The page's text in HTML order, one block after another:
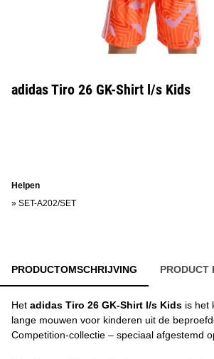
adidas Tiro 26 GK-Shirt l/s Kids
Helpen
» SET-A202/SET
PRODUCTOMSCHRIJVING PRODUCT
Het adidas Tiro 26 GK-Shirt l/s Kids is het
lange mouwen voor kinderen uit de
Competition-collectie – speciaal afgestemd